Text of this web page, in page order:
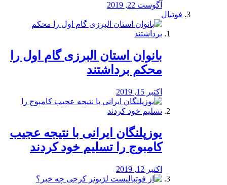
آگوست 22, 2019
فوتبال
بانوان استان البرزی گام اول را
محكم برداشتند
اکتبر 15, 2019
یوزپلنگان ایرانی با نتیجه عجیب
کامبوج را تسلیم خود کردند
اکتبر 12, 2019